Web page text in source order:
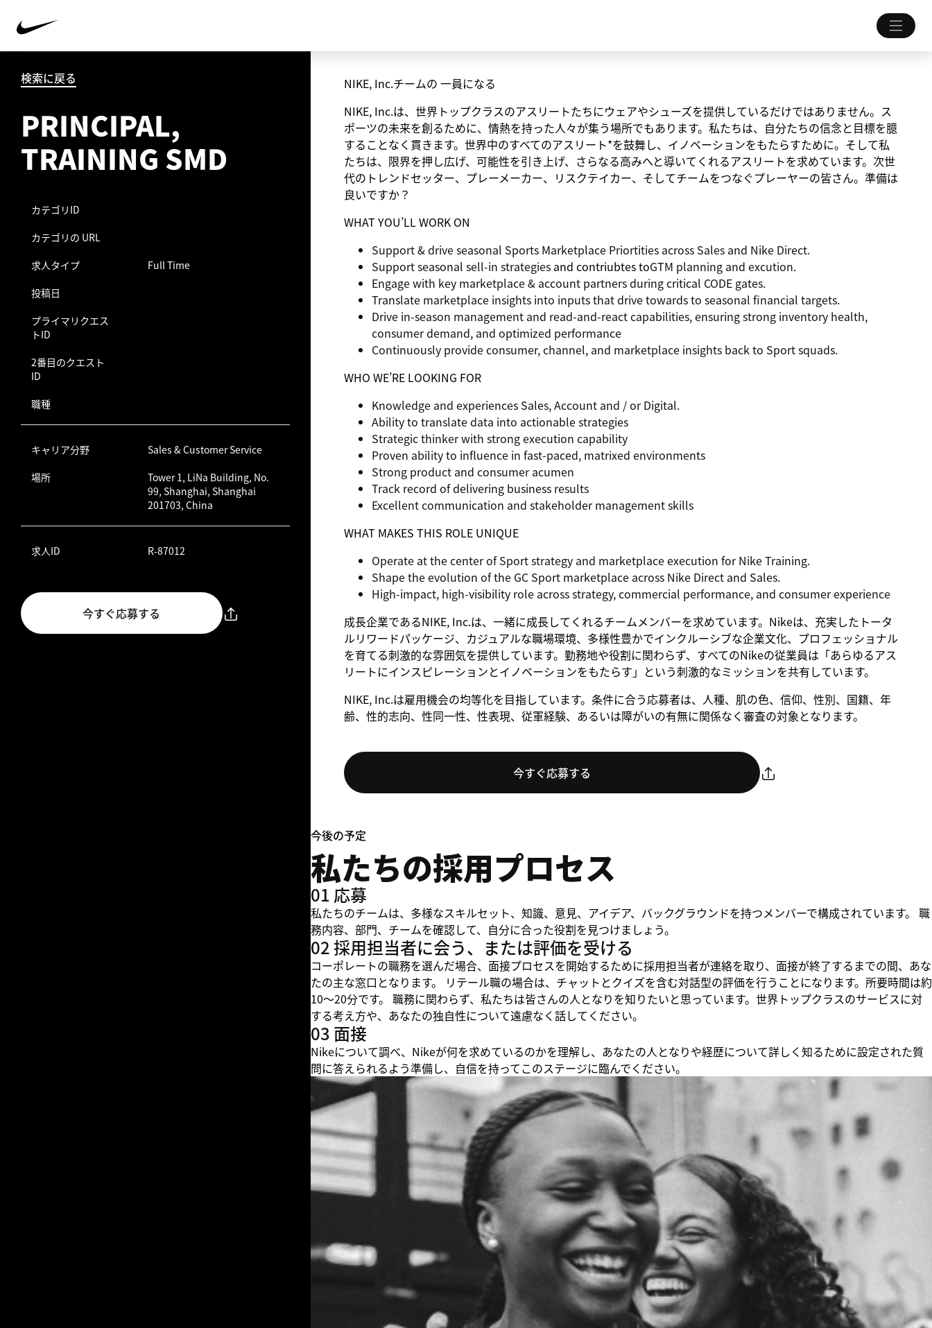
検索に戻る
PRINCIPAL,
TRAINING SMD
カテゴリID
カテゴリの URL
求人タイプ
Full Time
投稿日
プライマリクエス
トID
2番目のクエスト
ID
職種
キャリア分野
Sales & Customer Service
場所
Tower 1, LiNa Building, No.
99, Shanghai, Shanghai
201703, China
求人ID R-87012
今すぐ応募する
NIKE, Inc.チームの 一員になる
NIKE, Inc.は、世界トップクラスのアスリートたちにウェアやシューズを提供しているだけではありません。ス
ポーツの未来を創るために、情熱を持った人々が集う場所でもあります。私たちは、自分たちの信念と目標を臆
することなく貫きます。世界中のすべてのアスリート*を鼓舞し、イノベーションをもたらすために。そして私
たちは、限界を押し広げ、可能性を引き上げ、さらなる高みへと導いてくれるアスリートを求めています。次世
代のトレンドセッター、プレーメーカー、リスクテイカー、そしてチームをつなぐプレーヤーの皆さん。準備は
良いですか？
WHAT YOU’LL WORK ON
Support & drive seasonal Sports Marketplace Priortitiesacross Sales and Nike Direct.
Support seasonal sell-in strategies and contriubtes toGTM planning and excution.
Engage with key marketplace & account partners duringcritical CODE gates.
Translate marketplace insights into inputs that drive towards to seasonal financial targets.
Drive in-season management and read-and-react capabilities, ensuring strong inventory health,
consumer demand, and optimized performance
Continuously provideconsumer, channel, and marketplace insightsback to Sport squads.
WHO WE’RE LOOKING FOR
Knowledge and experiences Sales, Account and / or Digital.
Ability to translatedata into actionable strategies
Strategic thinker with strong execution capability
Proven ability to influence in fast-paced, matrixed environments
Strong product and consumer acumen
Track record of delivering business results
Excellentcommunication and stakeholder management skills
WHAT MAKES THIS ROLE UNIQUE
Operate at the center ofSport strategy and marketplace execution for Nike Training.
Shape the evolution of the GC Sport marketplace across Nike Direct and Sales.
High-impact, high-visibility role acrossstrategy, commercial performance, and consumer experience
成長企業であるNIKE, Inc.は、一緒に成長してくれるチームメンバーを求めています。Nikeは、充実したトータ
ルリワードパッケージ、カジュアルな職場環境、多様性豊かでインクルーシブな企業文化、プロフェッショナル
を育てる刺激的な雰囲気を提供しています。勤務地や役割に関わらず、すべてのNikeの従業員は「あらゆるアス
リートにインスピレーションとイノベーションをもたらす」という刺激的なミッションを共有しています。
NIKE, Inc.は雇用機会の均等化を目指しています。条件に合う応募者は、人種、肌の色、信仰、性別、国籍、年
齢、性的志向、性同一性、性表現、従軍経験、あるいは障がいの有無に関係なく審査の対象となります。
今すぐ応募する
今後の予定
私たちの採用プロセス
01 応募
私たちのチームは、多様なスキルセット、知識、意見、アイデア、バックグラウンドを持つメンバーで構成されています。 職
務内容、部門、チームを確認して、自分に合った役割を見つけましょう。
02 採用担当者に会う、または評価を受ける
コーポレートの職務を選んだ場合、面接プロセスを開始するために採用担当者が連絡を取り、面接が終了するまでの間、あな
たの主な窓口となります。 リテール職の場合は、チャットとクイズを含む対話型の評価を行うことになります。所要時間は約
10～20分です。 職務に関わらず、私たちは皆さんの人となりを知りたいと思っています。世界トップクラスのサービスに対
する考え方や、あなたの独自性について遠慮なく話してください。
03 面接
Nikeについて調べ、Nikeが何を求めているのかを理解し、あなたの人となりや経歴について詳しく知るために設定された質
問に答えられるよう準備し、自信を持ってこのステージに臨んでください。